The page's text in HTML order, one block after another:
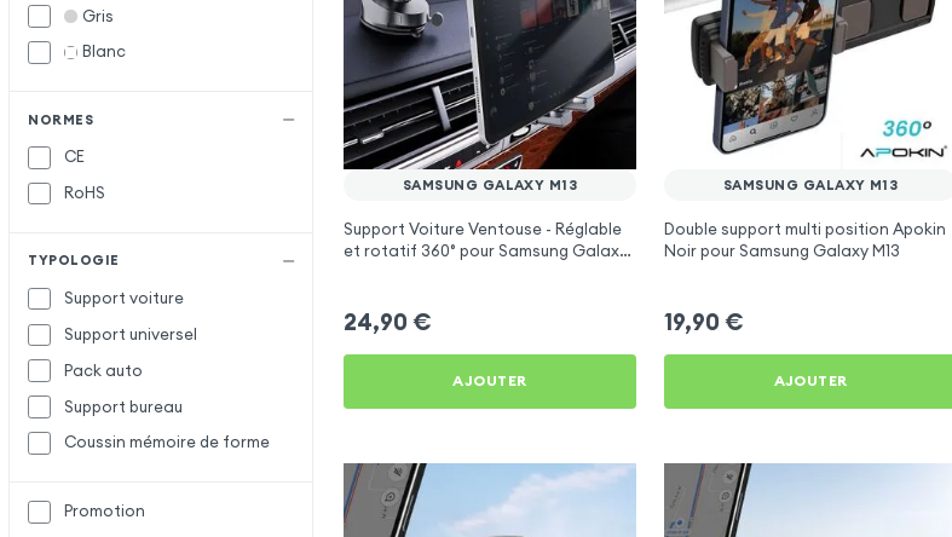
wiwu
Gris
Blanc
NORMES
CE
RoHS
TYPOLOGIE
Support voiture
Support universel
Pack auto
Support bureau
Coussin mémoire de forme
Promotion
SAMSUNG GALAXY M13
Support Voiture Ventouse - Réglable
et rotatif 360° pour Samsung Galaxy
24,90 €
AJOUTER
SAMSUNG GALAXY M13
Double support multi position Apokin
Noir pour Samsung Galaxy M13
19,90 €
AJOUTER